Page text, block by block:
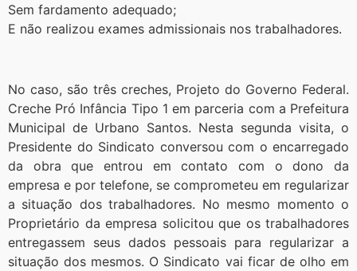
Sem fardamento adequado;
E não realizou exames admissionais nos trabalhadores.
No caso, são três creches, Projeto do Governo Federal.
Creche Pró Infância Tipo 1 em parceria com a Prefeitura
Municipal de Urbano Santos. Nesta segunda visita, o
Presidente do Sindicato conversou com o encarregado
da obra que entrou em contato com o dono da
empresa e por telefone, se comprometeu em regularizar
a situação dos trabalhadores. No mesmo momento o
Proprietário da empresa solicitou que os trabalhadores
entregassem seus dados pessoais para regularizar a
situação dos mesmos. O Sindicato vai ficar de olho em